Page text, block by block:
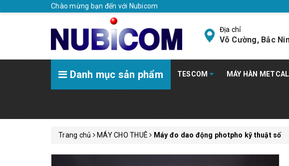
Chào mừng bạn đến với Nubicom
Địa chỉ
Võ Cường, Bắc
Danh mục sản phẩm TESCOM MÁY HÀN METCAL
Trang chủ MÁY CHO THUÊ Máy đo dao động photpho kỹ thuật số